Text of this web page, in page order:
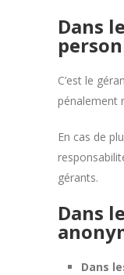
Dans
C’est le
pénalement
En cas de
gérants.
Dans
Dans